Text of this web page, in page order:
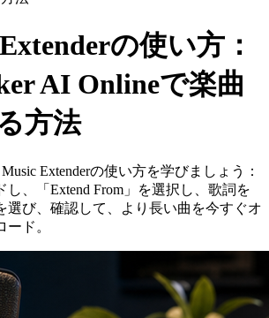
の使い方：
AI Onlineで楽曲
方法
Extenderの使い方を学びましょう：
、「Extend From」を選択し、歌詞を
選び、確認して、より長い曲を今すぐオ
ド。